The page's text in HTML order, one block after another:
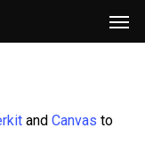
and Canvas to